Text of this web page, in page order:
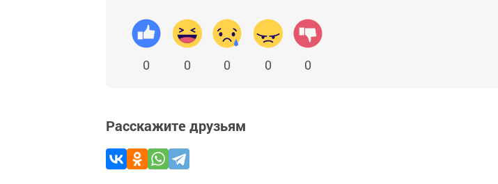
0 0 0 0 0
Расскажите друзьям